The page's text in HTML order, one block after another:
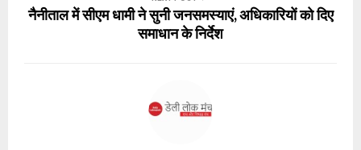
नैनीताल में सीएम धामी ने सुनी जनसमस्याएं, अधिकारियों को दिए
समाधान के निर्देश